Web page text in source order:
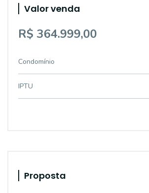
Valor venda
R$ 364.999,00
Condomínio
IPTU
Proposta